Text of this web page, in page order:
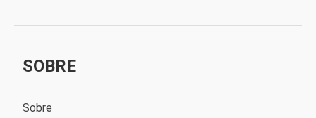
SOBRE
Sobre